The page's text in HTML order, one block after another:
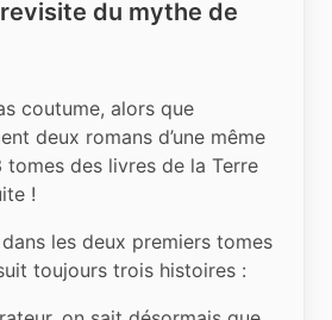
du mythe de
coutume, alors que
deux romans d’une même
tomes des livres de la Terre
!
dans les deux premiers tomes
toujours trois histoires :